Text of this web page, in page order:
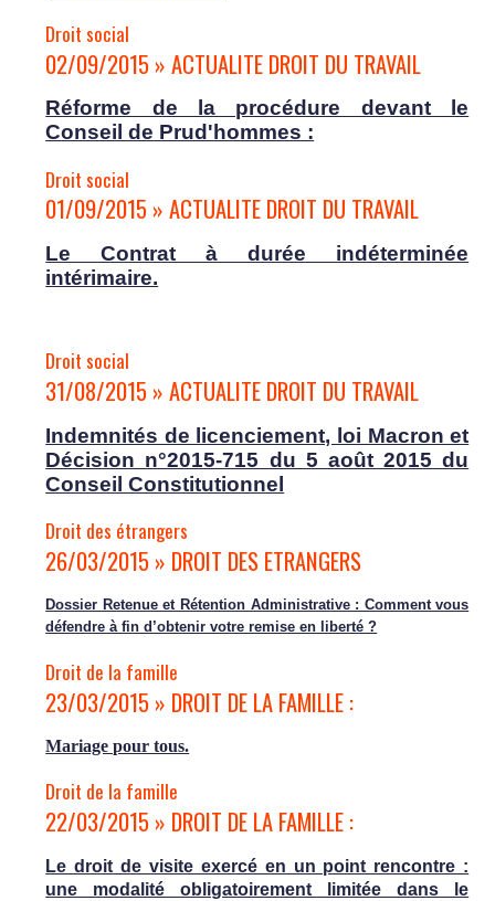
Droit social
02/09/2015 » ACTUALITE DROIT DU TRAVAIL
Réforme de la procédure devant le
Conseil de Prud'hommes :
Droit social
01/09/2015 » ACTUALITE DROIT DU TRAVAIL
Le Contrat à durée indéterminée
intérimaire.
Droit social
31/08/2015 » ACTUALITE DROIT DU TRAVAIL
Indemnités de licenciement, loi Macron et
Décision n°2015-715 du 5 août 2015 du
Conseil Constitutionnel
Droit des étrangers
26/03/2015 » DROIT DES ETRANGERS
Dossier Retenue et Rétention Administrative : Comment vous
défendre à fin d’obtenir votre remise en liberté ?
Droit de la famille
23/03/2015 » DROIT DE LA FAMILLE :
Mariage pour tous.
Droit de la famille
22/03/2015 » DROIT DE LA FAMILLE :
Le droit de visite exercé en un point rencontre :
une modalité obligatoirement limitée dans le